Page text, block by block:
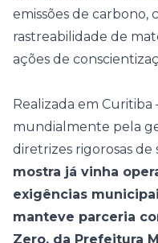
emissões de carbono,
rastreabilidade de
ações de
Realizada em
mundialmente pela
diretrizes rigorosas
mostra já vinha
exigências
manteve parceria
Zero, da Prefeitura